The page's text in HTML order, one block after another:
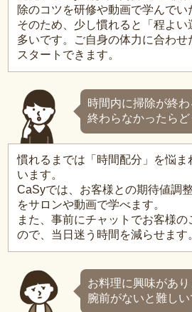
除のコツを研修や動画で学んでい
そのため、少し慣れると「程よ
多いです。ご自身の体力に合わせ
スタートできます。
時間内に掃除が終
終わらなかったらど
慣れるまでは「時間配分」を悩ま
います。
CaSyでは、お客様との期待値調
をサロンや動画で学べます。
また、事前にチャットでお客様の
ので、当日迷う時間を減らせます
お料理に興味があ
腕前がないと難し